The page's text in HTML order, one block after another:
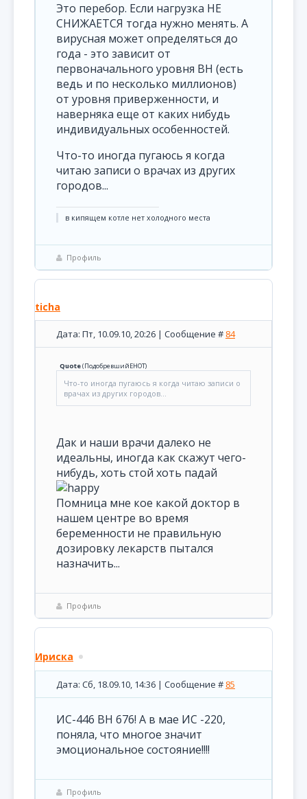
Это перебор. Если нагрузка НЕ
СНИЖАЕТСЯ тогда нужно менять. А
вирусная может определяться до
года - это зависит от
первоначального уровня ВН (есть
ведь и по несколько миллионов)
от уровня приверженности, и
наверняка еще от каких нибудь
индивидуальных особенностей.
Что-то иногда пугаюсь я когда
читаю записи о врачах из других
городов...
в кипящем котле нет холодного места
Профиль
ticha
Дата: Пт, 10.09.10, 20:26 | Сообщение # 84
Quote(ПодобревшийЕНОТ)
Что-то иногда пугаюсь я когда читаю записи о
врачах из других городов...
Дак и наши врачи далеко не
идеальны, иногда как скажут чего-
нибудь, хоть стой хоть падай
Помница мне кое какой доктор в
нашем центре во время
беременности не правильную
дозировку лекарств пытался
назначить...
Профиль
Ириска
Дата: Сб, 18.09.10, 14:36 | Сообщение # 85
ИС-446 ВН 676! А в мае ИС -220,
поняла, что многое значит
эмоциональное состояние!!!!
Профиль